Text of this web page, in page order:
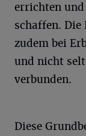
errichten
schaffen. Die
zudem bei
und nicht
verbunden.
Diese